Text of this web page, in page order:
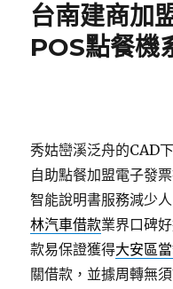
台南建商加
POS點餐機
秀姑巒溪泛舟的CAD
自助點餐加盟電子發
智能說明書服務減少
林汽車借款業界口碑
款易保證獲得大安區
關借款，並據周轉無